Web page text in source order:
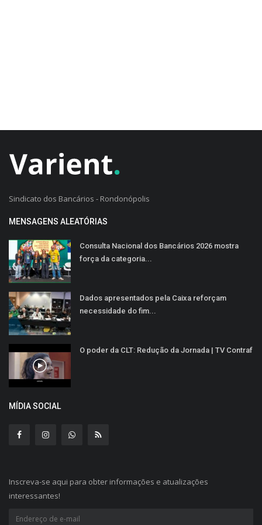
Sindicato dos Bancários - Rondonópolis
MENSAGENS ALEATÓRIAS
Consulta Nacional dos Bancários 2026 mostra
força da categoria...
Dados apresentados pela Caixa reforçam
necessidade do fim...
O poder da CLT: Redução da Jornada | TV Contraf
MÍDIA SOCIAL
Inscreva-se aqui para obter informações e atualizações
interessantes!